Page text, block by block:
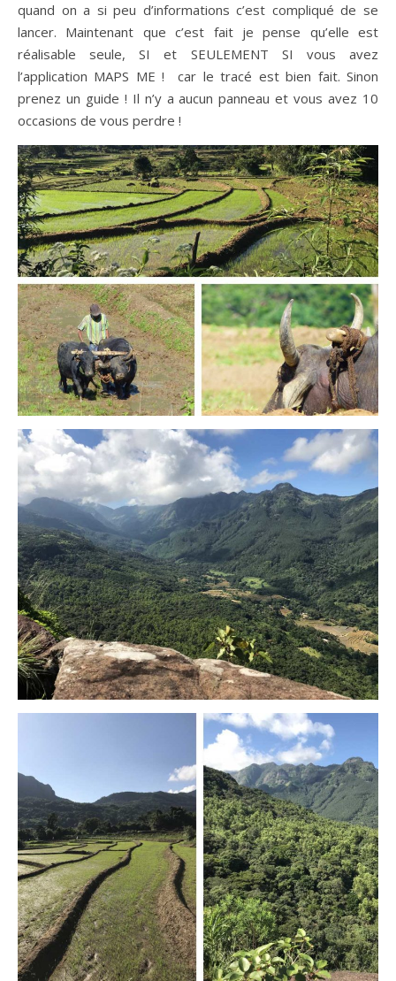
quand on a si peu d’informations c’est compliqué de se
lancer. Maintenant que c’est fait je pense qu’elle est
réalisable seule, SI et SEULEMENT SI vous avez
l’application MAPS ME ! car le tracé est bien fait. Sinon
prenez un guide ! Il n’y a aucun panneau et vous avez 10
occasions de vous perdre !